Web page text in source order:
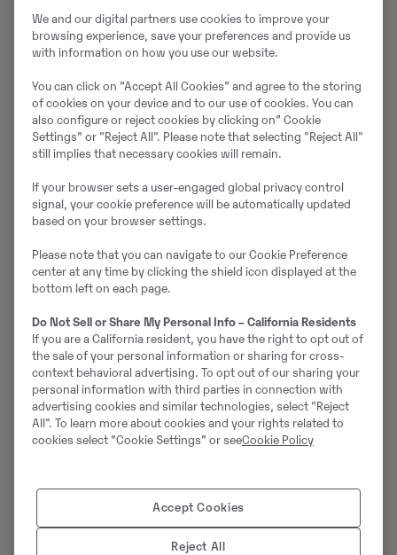
senaste åren har de fört ett mer systematiskt
hållbarhetsarbete i syfte att strukturera och
framsteg inom området. Arbetsfordon har bytts ut
mot mer miljövänliga alternativ, såsomeldriftoch
fossilfria drivmedel. Från och med 2022 är det till
exempel HVO100 som används till generatorer och
Sustainability Charter här!
We and our digital partners use cookies to improve your
browsing experience, save your preferences and provide us
with information on how you use our website.
You can click on ”Accept All Cookies” and agree to the storing
of cookies on your device and to our use of cookies. You can
also configure or reject cookies by clicking on” Cookie
Settings” or "Reject All". Please note that selecting "Reject All"
still implies that necessary cookies will remain.
If your browser sets a user-engaged global privacy control
signal, your cookie preference will be automatically updated
based on your browser settings.
Please note that you can navigate to our Cookie Preference
center at any time by clicking the shield icon displayed at the
bottom left on each page.
Do Not Sell or Share My Personal Info – California Residents
If you are a California resident, you have the right to opt out of
the sale of your personal information or sharing for cross-
context behavioral advertising. To opt out of our sharing your
personal information with third parties in connection with
advertising cookies and similar technologies, select "Reject
All". To learn more about cookies and your rights related to
cookies select “Cookie Settings” or seeCookie Policy
Accept Cookies
Reject All